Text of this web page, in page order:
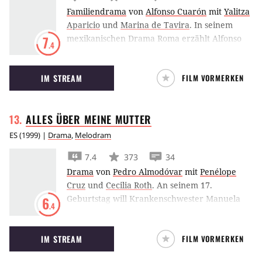
7.4
Familiendrama von Alfonso Cuarón mit Yalitza
Aparicio und Marina de Tavira. In seinem
mexikanischen Drama Roma erzählt Alfonso
und deren Haushälterin in Mexikos
Hauptstadt in den frühen 1970er Jahren.
IM STREAM FILM VORMERKEN
ALLES ÜBER MEINE MUTTER
ES(1999) | Drama, Melodram
6.4
7.4 373
34
Drama von Pedro Almodóvar mit Penélope
Cruz und Cecilia Roth. An seinem 17.
Geburtstag will Krankenschwester Manuela
Azorín) endlich erzählen, wer sein Vater ist.
Zur Feier des Tages gehen die beiden in das
Theaterstück ‘Endstation Sehnsucht’ und als
IM STREAM FILM VORMERKEN